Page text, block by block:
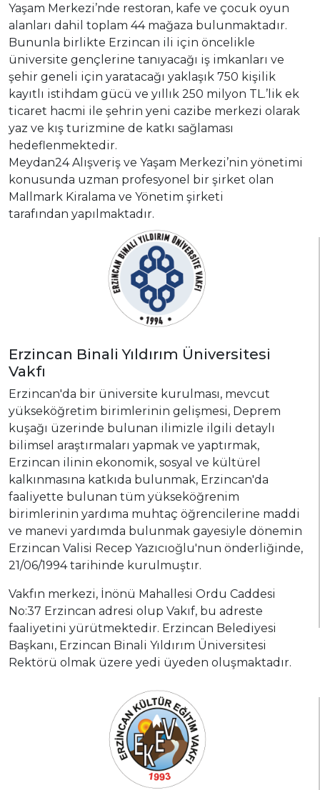
Yaşam Merkezi’nde restoran, kafe ve çocuk oyun
alanları dahil toplam 44 mağaza bulunmaktadır.
Bununla birlikte Erzincan ili için öncelikle
üniversite gençlerine tanıyacağı iş imkanları ve
şehir geneli için yaratacağı yaklaşık 750 kişilik
kayıtlı istihdam gücü ve yıllık 250 milyon TL.’lik ek
ticaret hacmi ile şehrin yeni cazibe merkezi olarak
yaz ve kış turizmine de katkı sağlaması
hedeflenmektedir.
Meydan24 Alışveriş ve Yaşam Merkezi’nin yönetimi
konusunda uzman profesyonel bir şirket olan
Mallmark Kiralama ve Yönetim şirketi
tarafından yapılmaktadır.
Erzincan Binali Yıldırım Üniversitesi
Vakfı
Erzincan'da bir üniversite kurulması, mevcut
yükseköğretim birimlerinin gelişmesi, Deprem
kuşağı üzerinde bulunan ilimizle ilgili detaylı
bilimsel araştırmaları yapmak ve yaptırmak,
Erzincan ilinin ekonomik, sosyal ve kültürel
kalkınmasına katkıda bulunmak, Erzincan'da
faaliyette bulunan tüm yükseköğrenim
birimlerinin yardıma muhtaç öğrencilerine maddi
ve manevi yardımda bulunmak gayesiyle dönemin
Erzincan Valisi Recep Yazıcıoğlu'nun önderliğinde,
21/06/1994 tarihinde kurulmuştır.
Vakfın merkezi, İnönü Mahallesi Ordu Caddesi
No:37 Erzincan adresi olup Vakıf, bu adreste
faaliyetini yürütmektedir. Erzincan Belediyesi
Başkanı, Erzincan Binali Yıldırım Üniversitesi
Rektörü olmak üzere yedi üyeden oluşmaktadır.